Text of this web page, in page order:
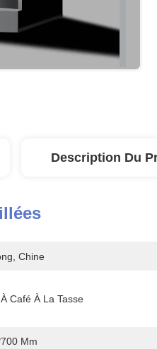
Description Du
Chine
Café À La Tasse
Mm